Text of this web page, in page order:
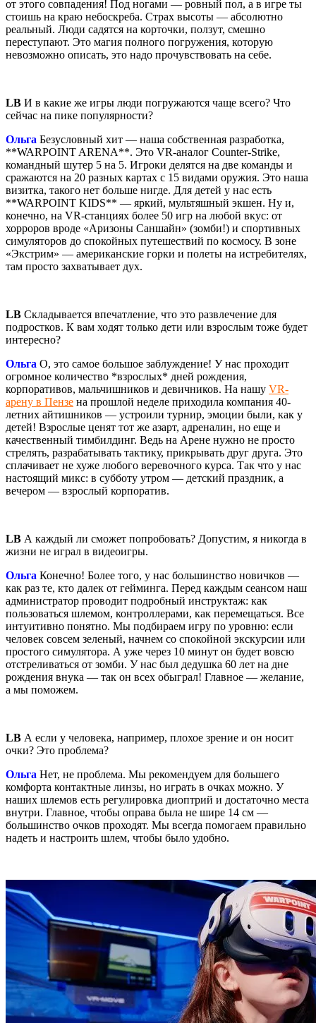
от этого совпадения! Под ногами — ровный пол, а в игре ты
стоишь на краю небоскреба. Страх высоты — абсолютно
реальный. Люди садятся на корточки, ползут, смешно
переступают. Это магия полного погружения, которую
невозможно описать, это надо прочувствовать на себе.
LB И в какие же игры люди погружаются чаще всего? Что
сейчас на пике популярности?
Ольга Безусловный хит — наша собственная разработка,
**WARPOINT ARENA**. Это VR-аналог Counter-Strike,
командный шутер 5 на 5. Игроки делятся на две команды и
сражаются на 20 разных картах с 15 видами оружия. Это наша
визитка, такого нет больше нигде. Для детей у нас есть
**WARPOINT KIDS** — яркий, мультяшный экшен. Ну и,
конечно, на VR-станциях более 50 игр на любой вкус: от
хорроров вроде «Аризоны Саншайн» (зомби!) и спортивных
симуляторов до спокойных путешествий по космосу. В зоне
«Экстрим» — американские горки и полеты на истребителях,
там просто захватывает дух.
LB Складывается впечатление, что это развлечение для
подростков. К вам ходят только дети или взрослым тоже будет
интересно?
Ольга О, это самое большое заблуждение! У нас проходит
огромное количество *взрослых* дней рождения,
корпоративов, мальчишников и девичников. На нашу VR-
арену в Пензе на прошлой неделе приходила компания 40-
летних айтишников — устроили турнир, эмоции были, как у
детей! Взрослые ценят тот же азарт, адреналин, но еще и
качественный тимбилдинг. Ведь на Арене нужно не просто
стрелять, разрабатывать тактику, прикрывать друг друга. Это
сплачивает не хуже любого веревочного курса. Так что у нас
настоящий микс: в субботу утром — детский праздник, а
вечером — взрослый корпоратив.
LB А каждый ли сможет попробовать? Допустим, я никогда в
жизни не играл в видеоигры.
Ольга Конечно! Более того, у нас большинство новичков —
как раз те, кто далек от гейминга. Перед каждым сеансом наш
администратор проводит подробный инструктаж: как
пользоваться шлемом, контроллерами, как перемещаться. Все
интуитивно понятно. Мы подбираем игру по уровню: если
человек совсем зеленый, начнем со спокойной экскурсии или
простого симулятора. А уже через 10 минут он будет вовсю
отстреливаться от зомби. У нас был дедушка 60 лет на дне
рождения внука — так он всех обыграл! Главное — желание,
а мы поможем.
LB А если у человека, например, плохое зрение и он носит
очки? Это проблема?
Ольга Нет, не проблема. Мы рекомендуем для большего
комфорта контактные линзы, но играть в очках можно. У
наших шлемов есть регулировка диоптрий и достаточно места
внутри. Главное, чтобы оправа была не шире 14 см —
большинство очков проходят. Мы всегда помогаем правильно
надеть и настроить шлем, чтобы было удобно.